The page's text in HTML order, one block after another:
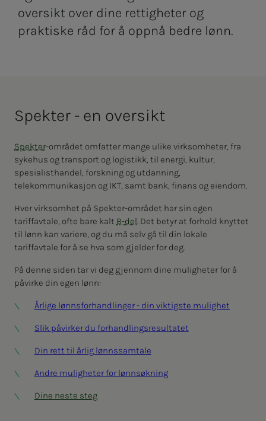
oversikt over dine rettigheter og
praktiske råd for å oppnå bedre lønn.
Spekter - en oversikt
Spekter-området omfatter mange ulike virksomheter, fra
sykehus og transport og logistikk, til energi, kultur,
spesialisthandel, forskning og utdanning,
telekommunikasjon og IKT, samt bank, finans og eiendom.
Hver virksomhet på Spekter-området har sin egen
tariffavtale, ofte bare kalt B-del. Det betyr at forhold knyttet
til lønn kan variere, og du må selv gå til din lokale
tariffavtale for å se hva som gjelder for deg.
På denne siden tar vi deg gjennom dine muligheter for å
påvirke din egen lønn:
Årlige lønnsforhandlinger - din viktigste mulighet
Slik påvirker du forhandlingsresultatet
Din rett til årlig lønnssamtale
Andre muligheter for lønnsøkning
Dine neste steg